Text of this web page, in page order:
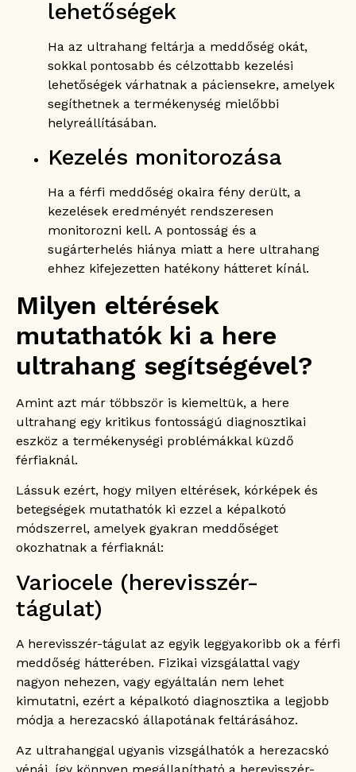
lehetőségek
Ha az ultrahang feltárja a meddőség okát,
sokkal pontosabb és célzottabb kezelési
lehetőségek várhatnak a páciensekre, amelyek
segíthetnek a termékenység mielőbbi
helyreállításában.
Kezelés monitorozása
Ha a férfi meddőség okaira fény derült, a
kezelések eredményét rendszeresen
monitorozni kell. A pontosság és a
sugárterhelés hiánya miatt a here ultrahang
ehhez kifejezetten hatékony hátteret kínál.
Milyen eltérések
mutathatók ki a here
ultrahang segítségével?
Amint azt már többször is kiemeltük, a here
ultrahang egy kritikus fontosságú diagnosztikai
eszköz a termékenységi problémákkal küzdő
férfiaknál.
Lássuk ezért, hogy milyen eltérések, kórképek és
betegségek mutathatók ki ezzel a képalkotó
módszerrel, amelyek gyakran meddőséget
okozhatnak a férfiaknál:
Variocele (herevisszér-
tágulat)
A herevisszér-tágulat az egyik leggyakoribb ok a férfi
meddőség hátterében. Fizikai vizsgálattal vagy
nagyon nehezen, vagy egyáltalán nem lehet
kimutatni, ezért a képalkotó diagnosztika a legjobb
módja a herezacskó állapotának feltárásához.
Az ultrahanggal ugyanis vizsgálhatók a herezacskó